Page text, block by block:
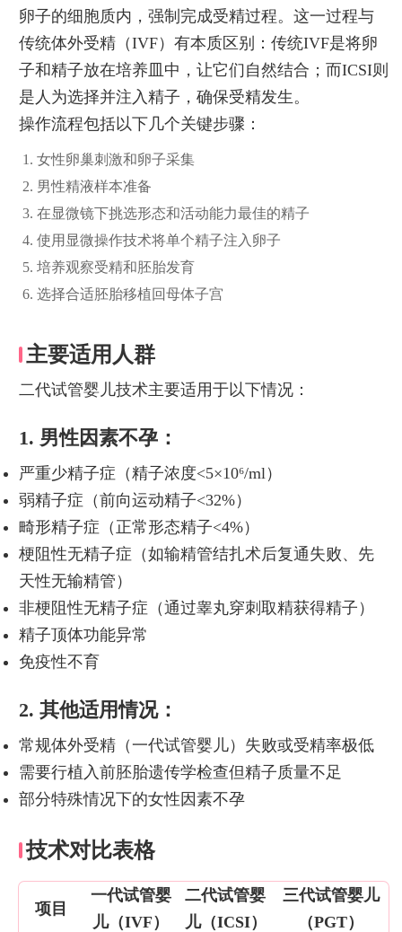
卵子的细胞质内，强制完成受精过程。这一过程与
传统体外受精（IVF）有本质区别：传统IVF是将卵
子和精子放在培养皿中，让它们自然结合；而ICSI则
是人为选择并注入精子，确保受精发生。
操作流程包括以下几个关键步骤：
女性卵巢刺激和卵子采集
男性精液样本准备
在显微镜下挑选形态和活动能力最佳的精子
使用显微操作技术将单个精子注入卵子
培养观察受精和胚胎发育
选择合适胚胎移植回母体子宫
主要适用人群
二代试管婴儿技术主要适用于以下情况：
1. 男性因素不孕：
严重少精子症（精子浓度<5×10⁶/ml）
弱精子症（前向运动精子<32%）
畸形精子症（正常形态精子<4%）
梗阻性无精子症（如输精管结扎术后复通失败、先
天性无输精管）
非梗阻性无精子症（通过睾丸穿刺取精获得精子）
精子顶体功能异常
免疫性不育
2. 其他适用情况：
常规体外受精（一代试管婴儿）失败或受精率极低
需要行植入前胚胎遗传学检查但精子质量不足
部分特殊情况下的女性因素不孕
技术对比表格
项目
一代试管婴
儿（IVF）
二代试管婴
儿（ICSI）
三代试管婴儿
（PGT）